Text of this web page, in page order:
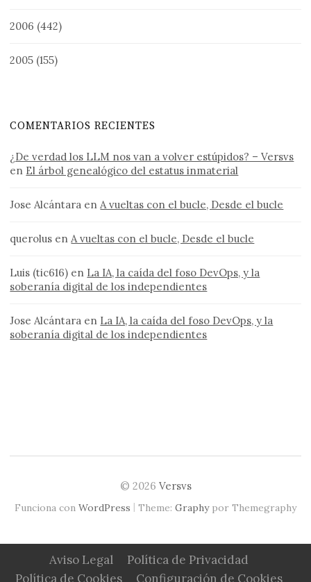
2006 (442)
2005 (155)
COMENTARIOS RECIENTES
¿De verdad los LLM nos van a volver estúpidos? – Versvs
en El árbol genealógico del estatus inmaterial
Jose Alcántara en A vueltas con el bucle, Desde el bucle
querolus en A vueltas con el bucle, Desde el bucle
Luis (tic616) en La IA, la caída del foso DevOps, y la
soberanía digital de los independientes
Jose Alcántara en La IA, la caída del foso DevOps, y la
soberanía digital de los independientes
© 2026 Versvs
Funciona con WordPress | Theme: Graphypor Themegraphy
Aviso Legal
Política de Privacidad
Política de Cookies
Configuración de Cookies